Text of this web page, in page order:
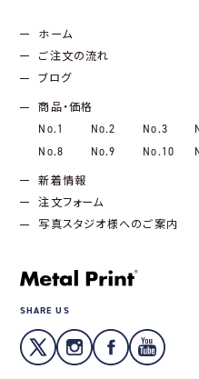
ホーム
ご注文の流れ
ブログ
商品・価格
No.1
No.2 No.3
No.8
No.9 No.10
新着情報
注文フォーム
写真スタジオ様へのご案内
SHARE US